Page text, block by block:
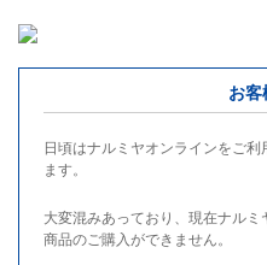
お客
日頃はナルミヤオンラインをご
ます。
大変混みあっており、現在ナル
商品のご購入ができません。